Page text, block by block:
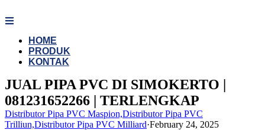
to
HOME
PRODUK
KONTAK
JUAL PIPA PVC DI SIMOKERTO |
081231652266 | TERLENGKAP
Distributor Pipa PVC Maspion,Distributor Pipa PVC
Trilliun,Distributor Pipa PVC Milliard·February 24, 2025